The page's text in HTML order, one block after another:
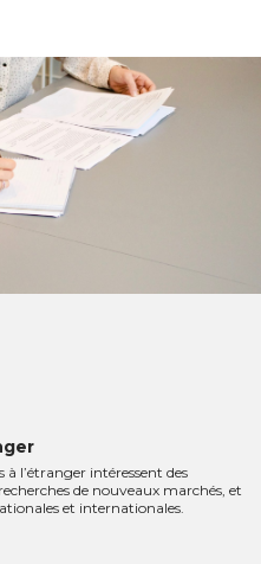
l’étranger intéressent des
de nouveaux marchés, et
et internationales.